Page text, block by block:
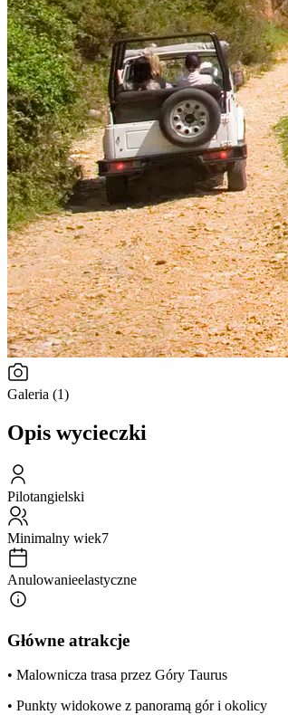
Galeria (1)
Opis wycieczki
Pilotangielski
Minimalny wiek7
Anulowanieelastyczne
Główne atrakcje
• Malownicza trasa przez Góry Taurus
• Punkty widokowe z panoramą gór i okolicy